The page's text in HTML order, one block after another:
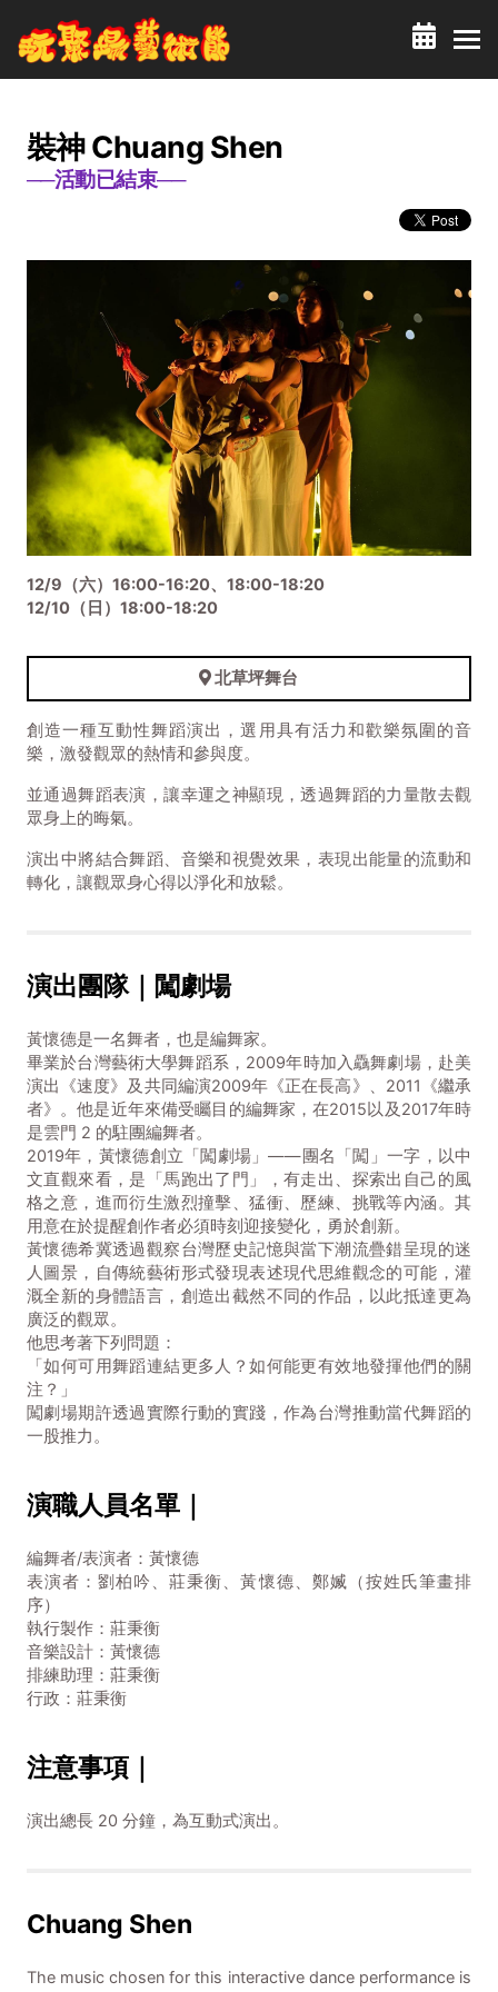
裝神 Chuang Shen
──活動已結束──
12/9（六）16:00-16:20、18:00-18:20
12/10（日）18:00-18:20
北草坪舞台
創造一種互動性舞蹈演出，選用具有活力和歡樂氛圍的音
樂，激發觀眾的熱情和參與度。
並通過舞蹈表演，讓幸運之神顯現，透過舞蹈的力量散去觀
眾身上的晦氣。
演出中將結合舞蹈、音樂和視覺效果，表現出能量的流動和
轉化，讓觀眾身心得以淨化和放鬆。
演出團隊｜闖劇場
黃懷德是一名舞者，也是編舞家。
畢業於台灣藝術大學舞蹈系，2009年時加入驫舞劇場，赴美
演出《速度》及共同編演2009年《正在長高》、2011《繼承
者》。他是近年來備受矚目的編舞家，在2015以及2017年時
是雲門 2 的駐團編舞者。
2019年，黃懷德創立「闖劇場」——團名「闖」一字，以中
文直觀來看，是「馬跑出了門」，有走出、探索出自己的風
格之意，進而衍生激烈撞擊、猛衝、歷練、挑戰等內涵。其
用意在於提醒創作者必須時刻迎接變化，勇於創新。
黃懷德希冀透過觀察台灣歷史記憶與當下潮流疊錯呈現的迷
人圖景，自傳統藝術形式發現表述現代思維觀念的可能，灌
溉全新的身體語言，創造出截然不同的作品，以此抵達更為
廣泛的觀眾。
他思考著下列問題：
「如何可用舞蹈連結更多人？如何能更有效地發揮他們的關
注？」
闖劇場期許透過實際行動的實踐，作為台灣推動當代舞蹈的
一股推力。
演職人員名單｜
編舞者/表演者：黃懷德
表演者：劉柏吟、莊秉衡、黃懷德、鄭媙（按姓氏筆畫排
序）
執行製作：莊秉衡
音樂設計：黃懷德
排練助理：莊秉衡
行政：莊秉衡
注意事項｜
演出總長 20 分鐘，為互動式演出。
Chuang Shen
The music chosen for this interactive dance performance is